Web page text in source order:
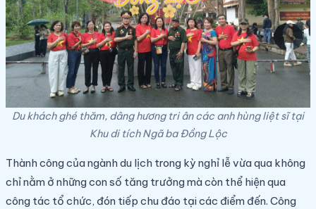
Du khách ghé thăm, dâng hương tri ân các anh hùng liệt sĩ tại
Khu di tích Ngã ba Đồng Lộc
Thành công của ngành du lịch trong kỳ nghỉ lễ vừa qua không
chỉ nằm ở những con số tăng trưởng mà còn thể hiện qua
công tác tổ chức, đón tiếp chu đáo tại các điểm đến. Công